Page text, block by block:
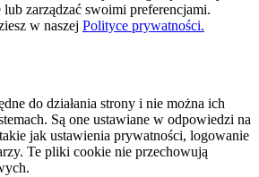
zarządzać swoimi preferencjami.
w naszej Polityce prywatności.
do działania strony i nie można ich
Są one ustawiane w odpowiedzi na
jak ustawienia prywatności, logowanie
Te pliki cookie nie przechowują